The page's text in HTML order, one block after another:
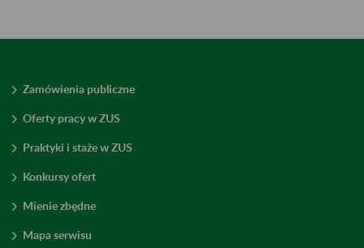
Zamówienia publiczne
Oferty pracy w ZUS
Praktyki i staże w ZUS
Konkursy ofert
Mienie zbędne
Mapa serwisu